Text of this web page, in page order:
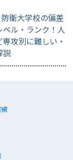
防衛大学校の偏差
ル・ランク！人
攻別に難しい・
説